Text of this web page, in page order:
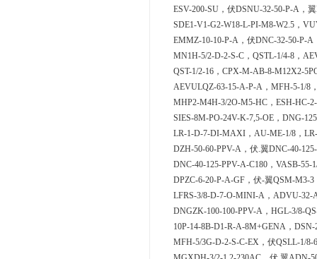
ESV-200-SU，伏DSNU-32-50-P-A，
SDE1-V1-G2-W18-L-PI-M8-W2.5，
EMMZ-10-10-P-A，伏DNC-32-50-P-A
MN1H-5/2-D-2-S-C，QSTL-1/4-8，
QST-1/2-16，CPX-M-AB-8-M12X2-
AEVULQZ-63-15-A-P-A，MFH-5-1/8
MHP2-M4H-3/2O-M5-HC，ESH-HC-
SIES-8M-PO-24V-K-7,5-OE，DNG-
LR-1-D-7-DI-MAXI，AU-ME-1/8，
DZH-50-60-PPV-A，伏.翼DNC-40-
DNC-40-125-PPV-A-C180，VASB-
DPZC-6-20-P-A-GF，伏-翼QSM-M3-3
LFRS-3/8-D-7-O-MINI-A，ADVU-32-
DNGZK-100-100-PPV-A，HGL-3/8-
10P-14-8B-D1-R-A-8M+GENA，
MFH-5/3G-D-2-S-C-EX，伏QSLL-1/8-